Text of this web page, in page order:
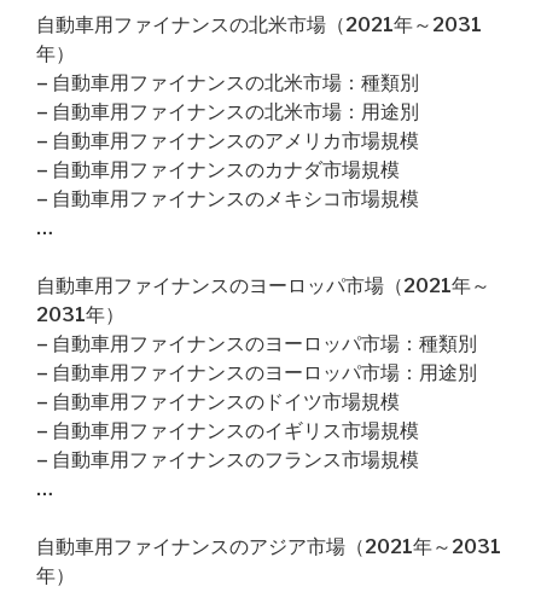
自動車用ファイナンスの北米市場（2021年～2031
年）
– 自動車用ファイナンスの北米市場：種類別
– 自動車用ファイナンスの北米市場：用途別
– 自動車用ファイナンスのアメリカ市場規模
– 自動車用ファイナンスのカナダ市場規模
– 自動車用ファイナンスのメキシコ市場規模
…
自動車用ファイナンスのヨーロッパ市場（2021年～
2031年）
– 自動車用ファイナンスのヨーロッパ市場：種類別
– 自動車用ファイナンスのヨーロッパ市場：用途別
– 自動車用ファイナンスのドイツ市場規模
– 自動車用ファイナンスのイギリス市場規模
– 自動車用ファイナンスのフランス市場規模
…
自動車用ファイナンスのアジア市場（2021年～2031
年）